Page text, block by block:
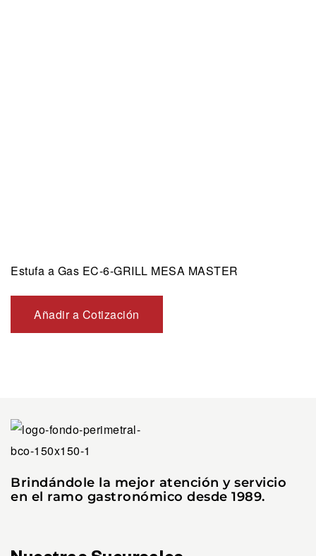
Estufa a Gas EC-6-GRILL MESA MASTER
Añadir a Cotización
Brindándole la mejor atención y servicio
en el ramo gastronómico desde 1989.